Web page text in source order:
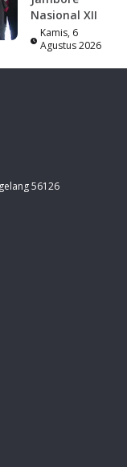
Nasional XII
Kamis, 6
Agustus 2026
56126